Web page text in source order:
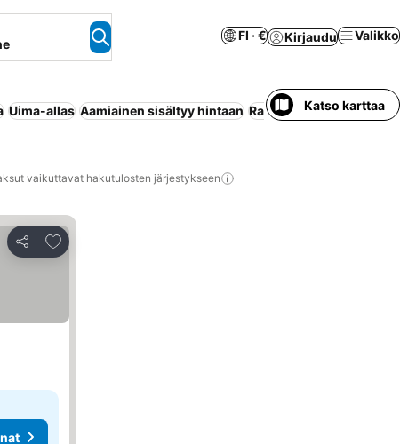
FI · € Kirjaudu Valikko
Uima-allas Aamiainen sisältyy hintaan Ranta Puolihoito
Katso karttaa
vaikuttavat hakutulosten järjestykseen
Jaa
Lisää suosikkeihin